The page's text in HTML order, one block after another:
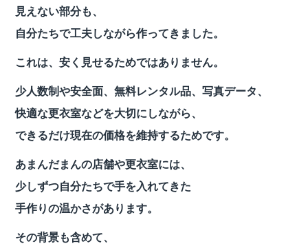
見えない部分も、
自分たちで工夫しながら作ってきました。
これは、安く見せるためではありません。
少人数制や安全面、無料レンタル品、写真データ、
快適な更衣室などを大切にしながら、
できるだけ現在の価格を維持するためです。
あまんだまんの店舗や更衣室には、
少しずつ自分たちで手を入れてきた
手作りの温かさがあります。
その背景も含めて、